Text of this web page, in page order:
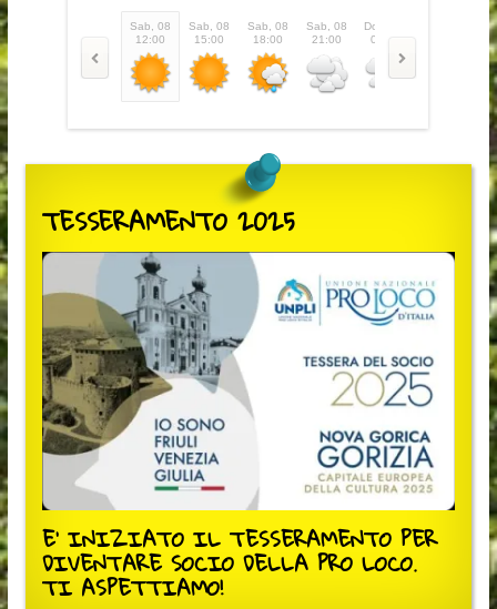
Sab, 08
12:00
Sab, 08
15:00
Sab, 08
18:00
Sab, 08
21:00
Dom, 09
00:00
TESSERAMENTO 2025
E' INIZIATO IL TESSERAMENTO PER
DIVENTARE SOCIO DELLA PRO LOCO.
TI ASPETTIAMO!